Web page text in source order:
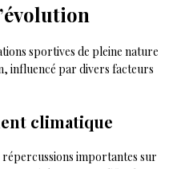
sportives de pleine nature
influencé par divers facteurs
climatique
répercussions importantes sur